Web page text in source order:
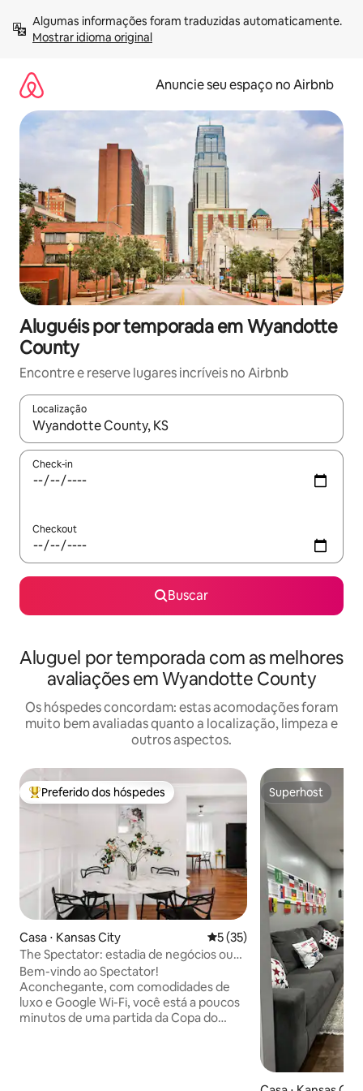
para
Mostrar idioma original
Anuncie seu espaço no Airbnb
Aluguéis por temporada em Wyandotte
County
Encontre e reserve lugares incríveis no Airbnb
Localização
Quando os resultados estiverem disponíveis, explore-os
Check-in
Checkout
Buscar
Aluguel por temporada com as melhores
avaliações em Wyandotte County
Os hóspedes concordam: estas acomodações foram
muito bem avaliadas quanto a localização, limpeza e
outros aspectos.
Entre os melhores preferidos dos hóspedes
Preferido dos hóspedes
Casa ⋅ Kansas City 5 de uma avaliação média
5 (35)
The Spectator: estadia de negócios ou
aventura pessoal
Bem-vindo ao Spectator!
Aconchegante, com comodidades de
luxo e Google Wi-Fi, você está a poucos
minutos de uma partida da Copa do
Superhost
Superhost